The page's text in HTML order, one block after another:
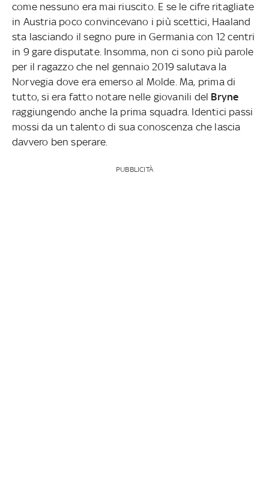
come nessuno era mai riuscito. E se le cifre ritagliate
in Austria poco convincevano i più scettici, Haaland
sta lasciando il segno pure in Germania con 12 centri
in 9 gare disputate. Insomma, non ci sono più parole
per il ragazzo che nel gennaio 2019 salutava la
Norvegia dove era emerso al Molde. Ma, prima di
tutto, si era fatto notare nelle giovanili del Bryne
raggiungendo anche la prima squadra. Identici passi
mossi da un talento di sua conoscenza che lascia
davvero ben sperare.
PUBBLICITÀ